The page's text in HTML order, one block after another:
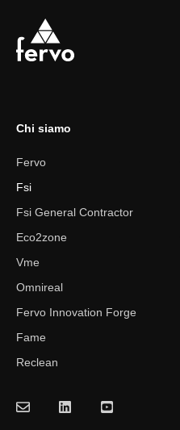
Chi siamo
Fervo
Fsi
Fsi General Contractor
Eco2zone
Vme
Omnireal
Fervo Innovation Forge
Fame
Reclean